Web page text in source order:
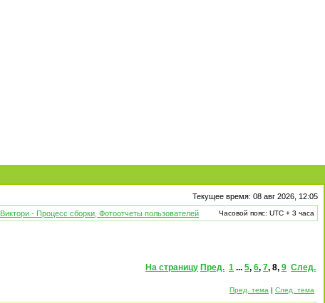
Текущее время: 08 авг 2026, 12:05
Виктори - Процесс сборки, Фотоотчеты пользователей Часовой пояс: UTC + 3 часа
На страницу Пред. 1 ... 5, 6, 7, 8, 9 След.
Пред. тема | След. тема